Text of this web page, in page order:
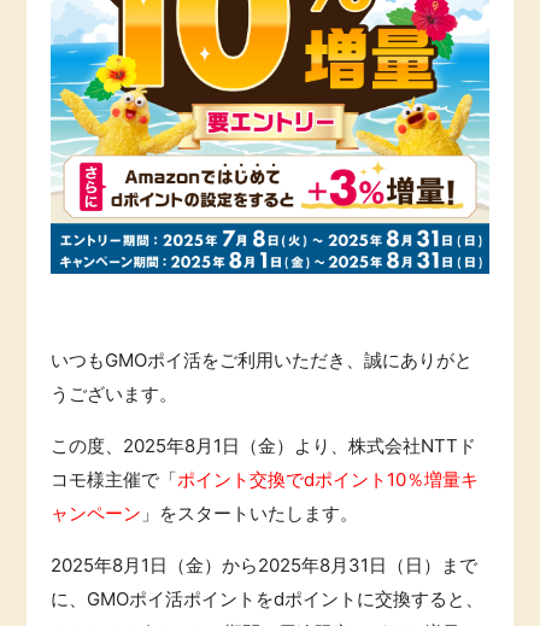
即日還元
アンケート
ゲーム
買い物
ポイ活お得情報
お友達紹介
暮らし
引っ越し
買取・査定
学び
美容・健康
銀行・金融・投資
ふるさと納税
いつもGMOポイ活をご利用いただき、誠にありがと
うございます。
この度、2025年8月1日（金）より、株式会社NTTド
コモ様主催で「ポイント交換でdポイント10％増量キ
ャンペーン 」をスタートいたします。
2025年8月1日（金）から2025年8月31日（日）まで
に、GMOポイ活ポイントをdポイントに交換すると、